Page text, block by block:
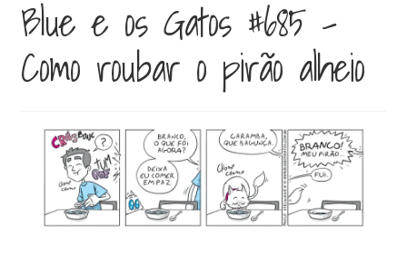
SOBRE
CLUBE DO BLUE
CONTATO
MINHA CONTA
Blue e os Gatos #685 –
Como roubar o pirão alheio